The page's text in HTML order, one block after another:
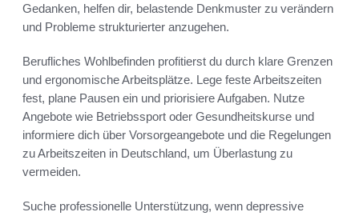
Gedanken, helfen dir, belastende Denkmuster zu verändern
und Probleme strukturierter anzugehen.
Berufliches Wohlbefinden profitierst du durch klare Grenzen
und ergonomische Arbeitsplätze. Lege feste Arbeitszeiten
fest, plane Pausen ein und priorisiere Aufgaben. Nutze
Angebote wie Betriebssport oder Gesundheitskurse und
informiere dich über Vorsorgeangebote und die Regelungen
zu Arbeitszeiten in Deutschland, um Überlastung zu
vermeiden.
Suche professionelle Unterstützung, wenn depressive